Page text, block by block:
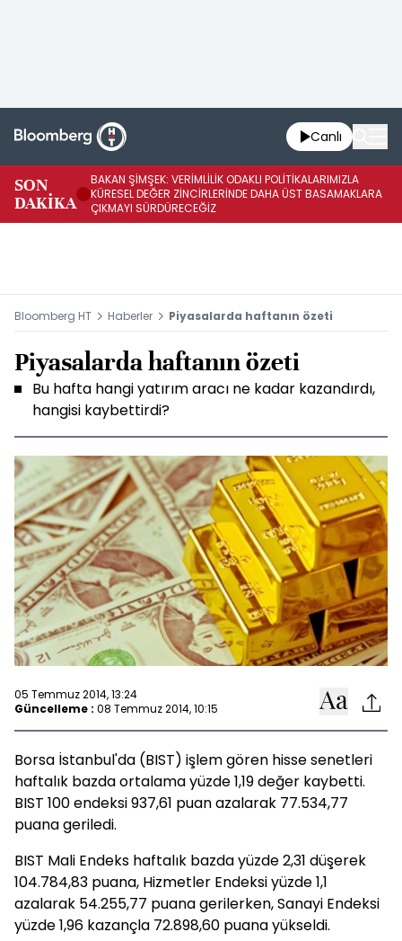
Canlı
SON
DAKİKA
BAKAN ŞİMŞEK: VERİMLİLİK ODAKLI POLİTİKALARIMIZLA
KÜRESEL DEĞER ZİNCİRLERİNDE DAHA ÜST BASAMAKLARA
ÇIKMAYI SÜRDÜRECEĞİZ
Bloomberg HT Haberler Piyasalarda haftanın özeti
Piyasalarda haftanın özeti
Bu hafta hangi yatırım aracı ne kadar kazandırdı,
hangisi kaybettirdi?
05 Temmuz 2014, 13:24
Güncelleme : 08 Temmuz 2014, 10:15
Borsa İstanbul'da (BIST) işlem gören hisse senetleri
haftalık bazda ortalama yüzde 1,19 değer kaybetti.
BIST 100 endeksi 937,61 puan azalarak 77.534,77
puana geriledi.
BIST Mali Endeks haftalık bazda yüzde 2,31 düşerek
104.784,83 puana, Hizmetler Endeksi yüzde 1,1
azalarak 54.255,77 puana gerilerken, Sanayi Endeksi
yüzde 1,96 kazançla 72.898,60 puana yükseldi.